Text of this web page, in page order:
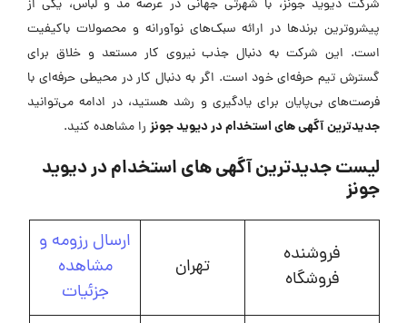
شرکت دیوید جونز، با شهرتی جهانی در عرصه مد و لباس، یکی از
پیشروترین برندها در ارائه سبک‌های نوآورانه و محصولات باکیفیت
است. این شرکت به دنبال جذب نیروی کار مستعد و خلاق برای
گسترش تیم حرفه‌ای خود است. اگر به دنبال کار در محیطی حرفه‌ای با
فرصت‌های بی‌پایان برای یادگیری و رشد هستید، در ادامه می‌توانید
جدیدترینآگهی های استخدام در دیوید جونز را مشاهده کنید.
لیست جدیدترین آگهی های استخدام در دیوید
جونز
فروشنده
فروشگاه
تهران
ارسال رزومه و
مشاهده
جزئیات